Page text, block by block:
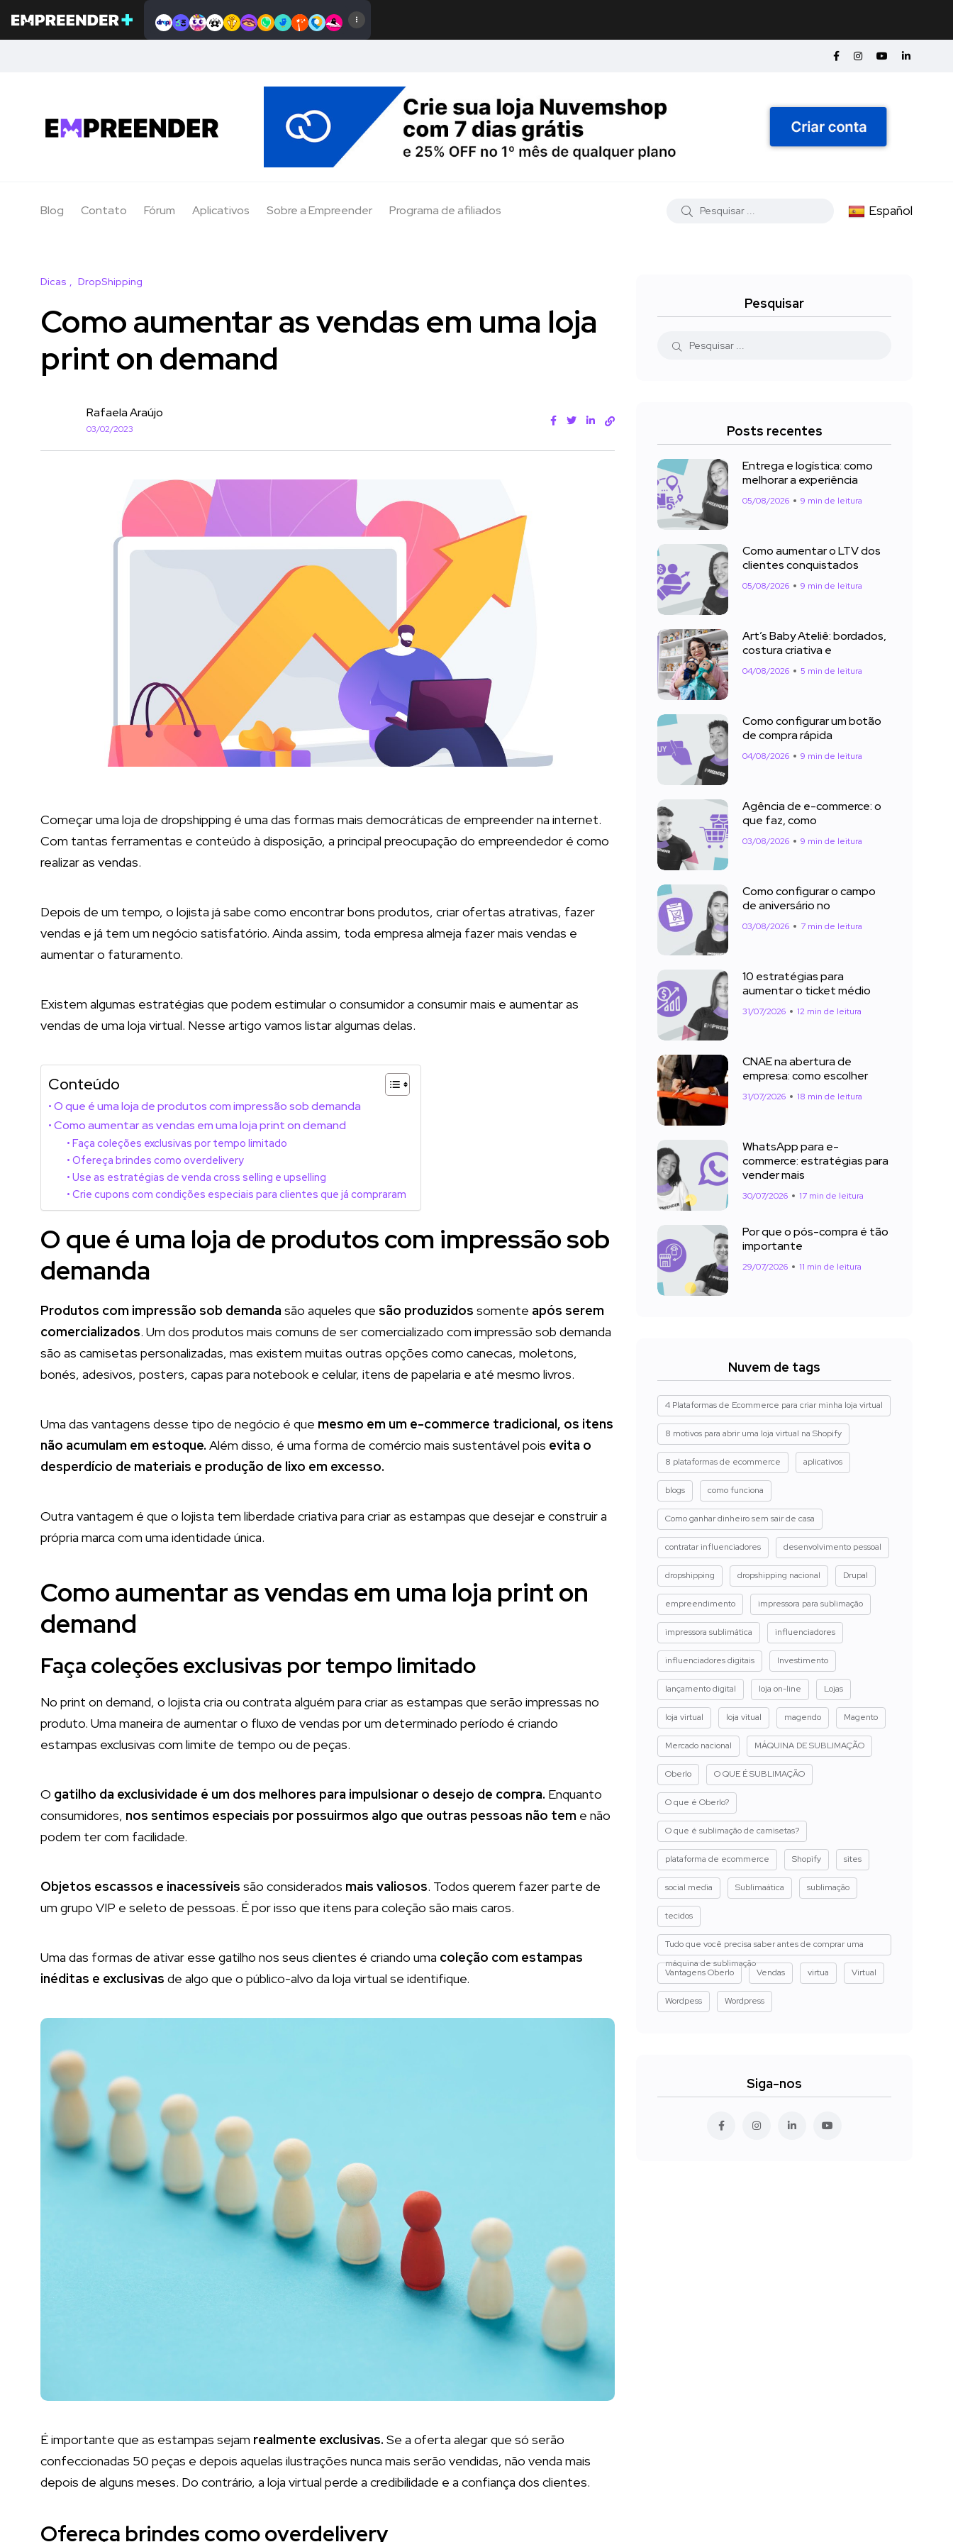
Blog Contato Fórum Aplicativos Sobre a Empreender Programa de afiliados Español
Dicas DropShipping
Como aumentar as vendas em uma loja
print on demand
Rafaela Araújo
03/02/2023
Começar uma loja de dropshipping é uma das formas mais democráticas de empreender na internet.
Com tantas ferramentas e conteúdo à disposição, a principal preocupação do empreendedor é como
realizar as vendas.
Depois de um tempo, o lojista já sabe como encontrar bons produtos, criar ofertas atrativas, fazer
vendas e já tem um negócio satisfatório. Ainda assim, toda empresa almeja fazer mais vendas e
aumentar o faturamento.
Existem algumas estratégias que podem estimular o consumidor a consumir mais e aumentar as
vendas de uma loja virtual. Nesse artigo vamos listar algumas delas.
Conteúdo
O que é uma loja de produtos com impressão sob demanda
Como aumentar as vendas em uma loja print on demand
Faça coleções exclusivas por tempo limitado
Ofereça brindes como overdelivery
Use as estratégias de venda cross selling e upselling
Crie cupons com condições especiais para clientes que já compraram
O que é uma loja de produtos com impressão sob
demanda
Produtos com impressão sob demanda são aqueles que são produzidos somente após serem
comercializados. Um dos produtos mais comuns de ser comercializado com impressão sob demanda
são as camisetas personalizadas, mas existem muitas outras opções como canecas, moletons,
bonés, adesivos, posters, capas para notebook e celular, itens de papelaria e até mesmo livros.
Uma das vantagens desse tipo de negócio é que mesmo em um e-commerce tradicional, os itens
não acumulam em estoque. Além disso, é uma forma de comércio mais sustentável pois evita o
desperdício de materiais e produção de lixo em excesso.
Outra vantagem é que o lojista tem liberdade criativa para criar as estampas que desejar e construir a
própria marca com uma identidade única.
Como aumentar as vendas em uma loja print on
demand
Faça coleções exclusivas por tempo limitado
No print on demand, o lojista cria ou contrata alguém para criar as estampas que serão impressas no
produto. Uma maneira de aumentar o fluxo de vendas por um determinado período é criando
estampas exclusivas com limite de tempo ou de peças.
O gatilho da exclusividade é um dos melhores para impulsionar o desejo de compra. Enquanto
consumidores, nos sentimos especiais por possuirmos algo que outras pessoas não tem e não
podem ter com facilidade.
Objetos escassos e inacessíveis são considerados mais valiosos. Todos querem fazer parte de
um grupo VIP e seleto de pessoas. É por isso que itens para coleção são mais caros.
Uma das formas de ativar esse gatilho nos seus clientes é criando uma coleção com estampas
inéditas e exclusivas de algo que o público-alvo da loja virtual se identifique.
É importante que as estampas sejam realmente exclusivas. Se a oferta alegar que só serão
confeccionadas 50 peças e depois aquelas ilustrações nunca mais serão vendidas, não venda mais
depois de alguns meses. Do contrário, a loja virtual perde a credibilidade e a confiança dos clientes.
Ofereça brindes como overdelivery
Pesquisar
Posts recentes
Entrega e logística: como
melhorar a experiência
05/08/2026 9 min de leitura
Como aumentar o LTV dos
clientes conquistados
05/08/2026 9 min de leitura
Art’s Baby Ateliê: bordados,
costura criativa e
04/08/2026 5 min de leitura
Como configurar um botão
de compra rápida
04/08/2026 9 min de leitura
Agência de e-commerce: o
que faz, como
03/08/2026 9 min de leitura
Como configurar o campo
de aniversário no
03/08/2026 7 min de leitura
10 estratégias para
aumentar o ticket médio
31/07/2026 12 min de leitura
CNAE na abertura de
empresa: como escolher
31/07/2026 18 min de leitura
WhatsApp para e-
commerce: estratégias para
vender mais
30/07/2026 17 min de leitura
Por que o pós-compra é tão
importante
29/07/2026 11 min de leitura
Nuvem de tags
4 Plataformas de Ecommerce para criar minha loja virtual
8 motivos para abrir uma loja virtual na Shopify
8 plataformas de ecommerce aplicativos
blogs como funciona
Como ganhar dinheiro sem sair de casa
contratar influenciadores desenvolvimento pessoal
dropshipping dropshipping nacional Drupal
empreendimento impressora para sublimação
impressora sublimática influenciadores
influenciadores digitais Investimento
lançamento digital loja on-line Lojas
loja virtual loja vitual magendo Magento
Mercado nacional MÁQUINA DE SUBLIMAÇÃO
Oberlo O QUE É SUBLIMAÇÃO
O que é Oberlo?
O que é sublimação de camisetas?
plataforma de ecommerce Shopify sites
social media Sublimaática sublimação
tecidos
Tudo que você precisa saber antes de comprar uma
máquina de sublimação
Vantagens Oberlo
Vendas virtua Virtual
Wordpess Wordpress
Siga-nos